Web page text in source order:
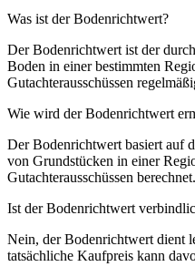
Was ist der Bodenrichtwert?
Der Bodenrichtwert ist der
Boden in einer bestimmten
Gutachterausschüssen
Wie wird der Bodenrichtwert
Der Bodenrichtwert basiert auf
von Grundstücken in einer
Gutachterausschüssen berechnet.
Ist der Bodenrichtwert
Nein, der Bodenrichtwert dient
tatsächliche Kaufpreis kann